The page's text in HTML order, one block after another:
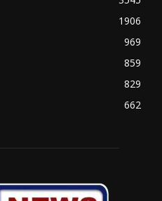
1906
969
859
829
662